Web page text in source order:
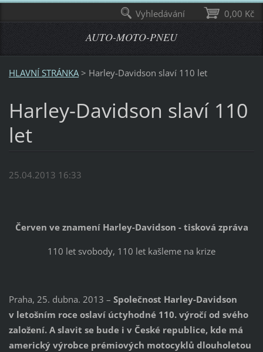
AUTO-MOTO-PNEU
HLAVNÍ STRÁNKA > Harley-Davidson slaví 110 let
Harley-Davidson slaví 110
let
25.04.2013 16:33
Červen ve znamení Harley-Davidson - tisková zpráva
110 let svobody, 110 let kašleme na krize
Praha, 25. dubna. 2013 – Společnost Harley-Davidson
v letošním roce oslaví úctyhodné 110. výročí od svého
založení. A slavit se bude i v České republice, kde má
americký výrobce prémiových motocyklů dlouholetou
0,00 Kč
Vyhledávání